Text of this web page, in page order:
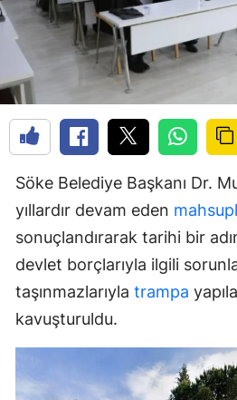
Söke Belediye Başkanı Dr.
yıllardır devam eden
sonuçlandırarak tarihi bir
devlet borçlarıyla ilgili
taşınmazlarıyla trampa
kavuşturuldu.